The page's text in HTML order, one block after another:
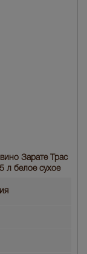
Зарате Трас
л белое сухое